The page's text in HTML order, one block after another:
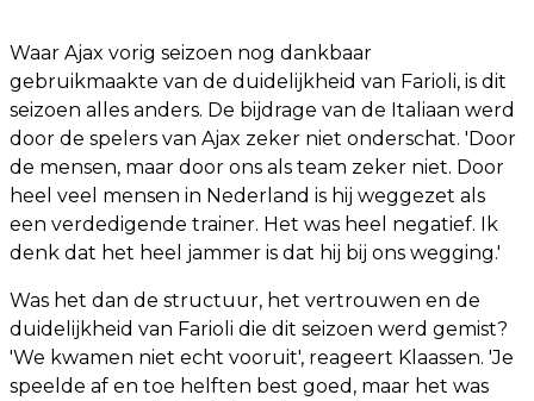
Waar Ajax vorig seizoen nog dankbaar
gebruikmaakte van de duidelijkheid van Farioli, is dit
seizoen alles anders. De bijdrage van de Italiaan werd
door de spelers van Ajax zeker niet onderschat. 'Door
de mensen, maar door ons als team zeker niet. Door
heel veel mensen in Nederland is hij weggezet als
een verdedigende trainer. Het was heel negatief. Ik
denk dat het heel jammer is dat hij bij ons wegging.'
Was het dan de structuur, het vertrouwen en de
duidelijkheid van Farioli die dit seizoen werd gemist?
'We kwamen niet echt vooruit', reageert Klaassen. 'Je
speelde af en toe helften best goed, maar het was